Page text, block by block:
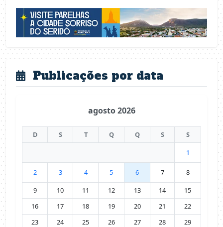
Publicações por data
agosto 2026
D S T Q Q S
S
1
2 3 4 5 6 7
8
9
10 11 12 13 14
15
16
17 18 19 20 21
22
23
24 25 26 27 28
29